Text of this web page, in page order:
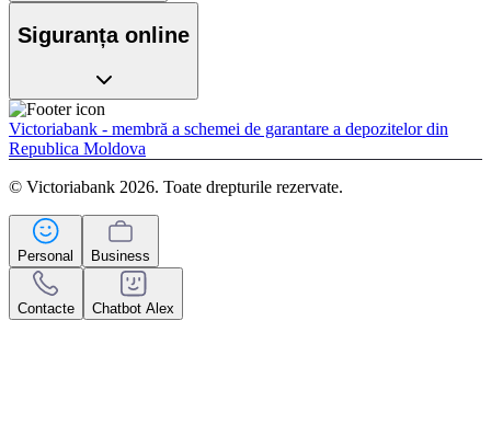
Siguranța online
Victoriabank - membră a schemei de garantare a depozitelor din
Republica Moldova
© Victoriabank 2026. Toate drepturile rezervate.
Personal Business
Contacte Chatbot Alex